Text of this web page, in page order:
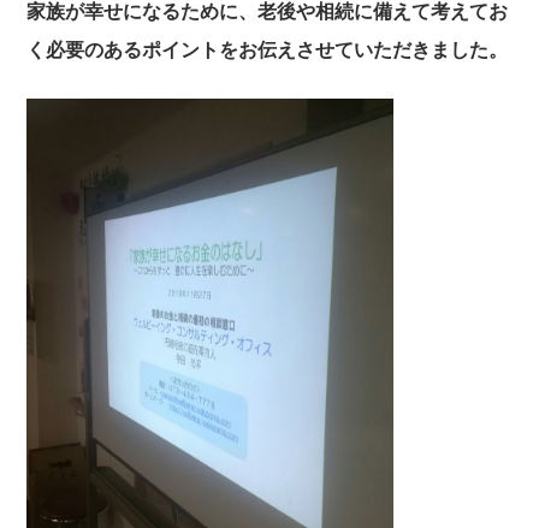
家族が幸せになるために、老後や相続に備えて考えてお
く必要のあるポイントをお伝えさせていただきました。